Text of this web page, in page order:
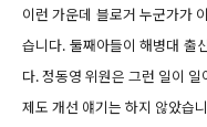
이런 가운데 블로거 누군가가
습니다. 둘째아들이 해병대 출
다. 정동영 위원은 그런 일이
제도 개선 얘기는 하지 않았습